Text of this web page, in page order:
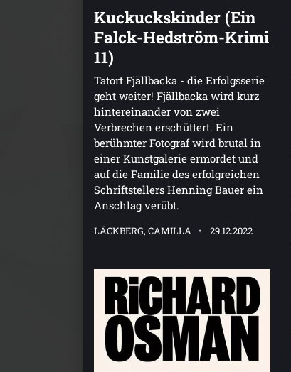
Kuckuckskinder (Ein
Falck-Hedström-Krimi
11)
Tatort Fjällbacka - die Erfolgsserie
geht weiter! Fjällbacka wird kurz
hintereinander von zwei
Verbrechen erschüttert. Ein
berühmter Fotograf wird brutal in
einer Kunstgalerie ermordet und
auf die Familie des erfolgreichen
Schriftstellers Henning Bauer ein
Anschlag verübt.
LÄCKBERG, CAMILLA 29.12.2022